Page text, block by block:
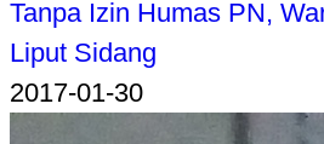
Tanpa Izin Humas PN,
Liput Sidang
2017-01-30